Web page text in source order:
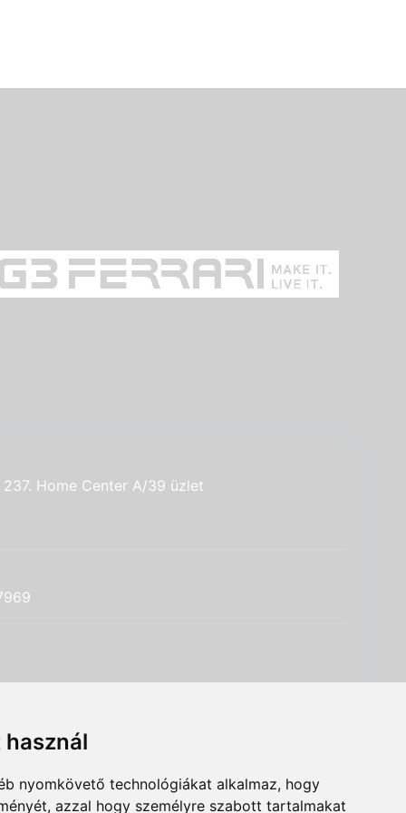
nyomkövető technológiákat alkalmaz, hogy
azzal hogy személyre szabott tartalmakat
237. Home Center A/39 üzlet
875386